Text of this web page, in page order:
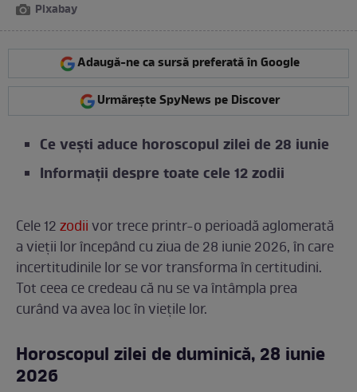
Pixabay
Adaugă-ne ca sursă preferată în Google
Urmărește SpyNews pe Discover
Ce vești aduce horoscopul zilei de 28 iunie
Informații despre toate cele 12 zodii
Cele 12zodiivor trece printr-o perioadă aglomerată
a vieții lor începând cu ziua de 28 iunie 2026, în care
incertitudinile lor se vor transforma în certitudini.
Tot ceea ce credeau că nu se va întâmpla prea
curând va avea loc în viețile lor.
Horoscopul zilei de duminică, 28 iunie
2026